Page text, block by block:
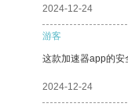
2024-12-24
游客
这款加速器app的安
2024-12-24